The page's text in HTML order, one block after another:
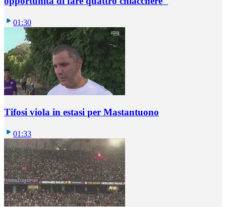
01:30
Tifosi viola in estasi per Mastantuono
01:33